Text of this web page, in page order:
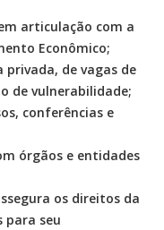
articulação com a
Econômico;
de vagas de
de vulnerabilidade;
conferências e
órgãos e entidades
os direitos da
para seu